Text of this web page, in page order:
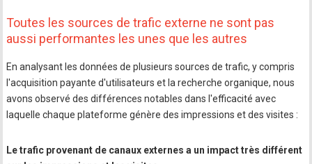
Toutes les sources de trafic externe ne sont pas
aussi performantes les unes que les autres
En analysant les données de plusieurs sources de trafic, y compris
l'acquisition payante d'utilisateurs et la recherche organique, nous
avons observé des différences notables dans l'efficacité avec
laquelle chaque plateforme génère des impressions et des visites :
Le trafic provenant de canaux externes a un impact très différent